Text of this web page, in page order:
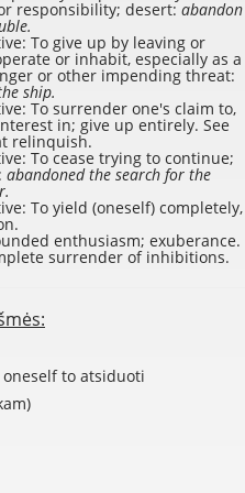
responsibility; desert:
To give up by leaving or
or inhabit, especially as a
or other impending threat:
ship.
To surrender one's claim to,
in; give up entirely. See
relinquish.
To cease trying to continue;
abandoned the search for the
To yield (oneself) completely,
enthusiasm; exuberance.
surrender of inhibitions.
to atsiduoti